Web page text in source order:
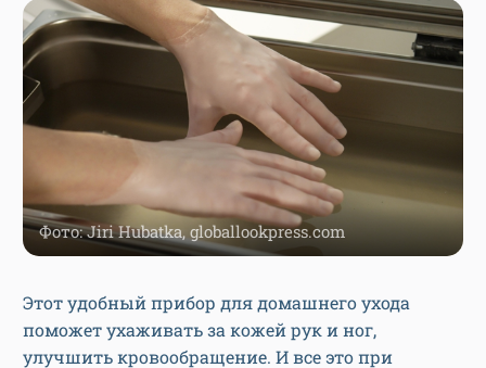
Фото: Jiri Hubatka, globallookpress.com
Этот удобный прибор для домашнего ухода
поможет ухаживать за кожей рук и ног,
улучшить кровообращение. И все это при